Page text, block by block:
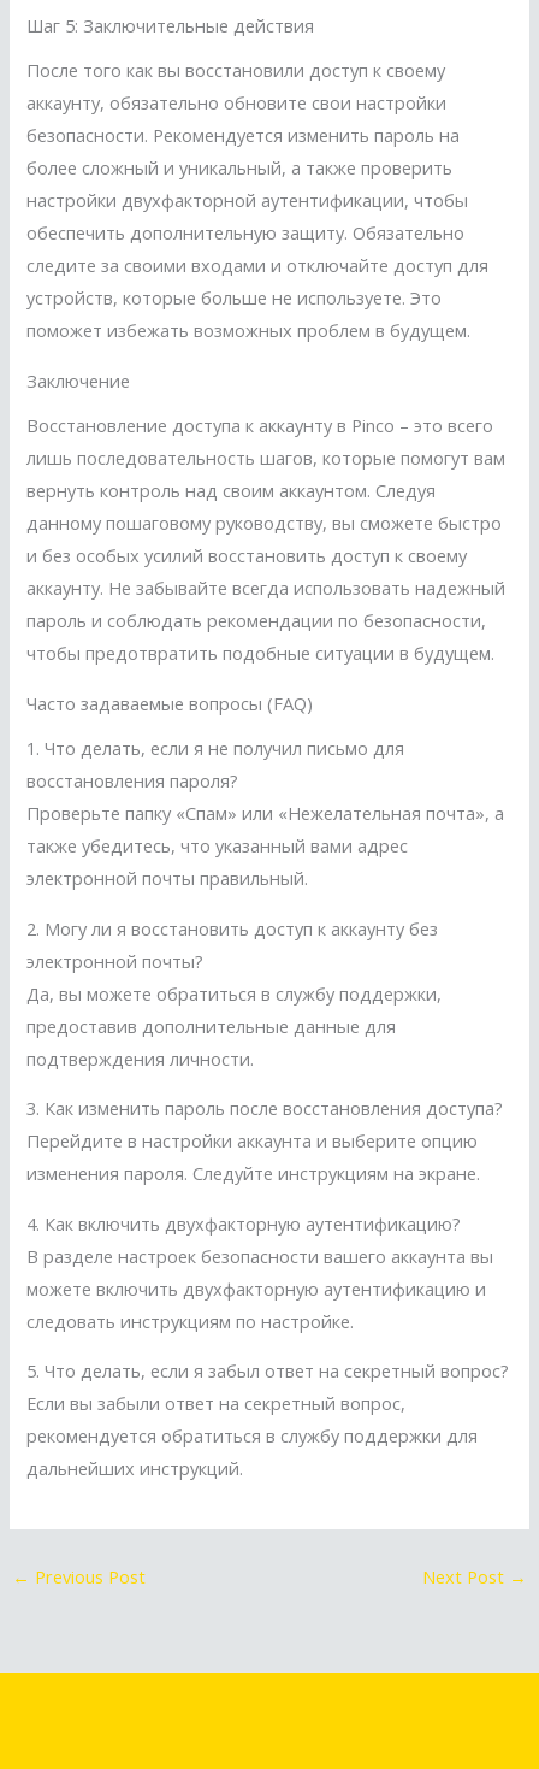
Шаг 5: Заключительные действия
После того как вы восстановили доступ к своему
аккаунту, обязательно обновите свои настройки
безопасности. Рекомендуется изменить пароль на
более сложный и уникальный, а также проверить
настройки двухфакторной аутентификации, чтобы
обеспечить дополнительную защиту. Обязательно
следите за своими входами и отключайте доступ для
устройств, которые больше не используете. Это
поможет избежать возможных проблем в будущем.
Заключение
Восстановление доступа к аккаунту в Pinco – это всего
лишь последовательность шагов, которые помогут вам
вернуть контроль над своим аккаунтом. Следуя
данному пошаговому руководству, вы сможете быстро
и без особых усилий восстановить доступ к своему
аккаунту. Не забывайте всегда использовать надежный
пароль и соблюдать рекомендации по безопасности,
чтобы предотвратить подобные ситуации в будущем.
Часто задаваемые вопросы (FAQ)
1. Что делать, если я не получил письмо для
восстановления пароля?
Проверьте папку «Спам» или «Нежелательная почта», а
также убедитесь, что указанный вами адрес
электронной почты правильный.
2. Могу ли я восстановить доступ к аккаунту без
электронной почты?
Да, вы можете обратиться в службу поддержки,
предоставив дополнительные данные для
подтверждения личности.
3. Как изменить пароль после восстановления доступа?
Перейдите в настройки аккаунта и выберите опцию
изменения пароля. Следуйте инструкциям на экране.
4. Как включить двухфакторную аутентификацию?
В разделе настроек безопасности вашего аккаунта вы
можете включить двухфакторную аутентификацию и
следовать инструкциям по настройке.
5. Что делать, если я забыл ответ на секретный вопрос?
Если вы забыли ответ на секретный вопрос,
рекомендуется обратиться в службу поддержки для
дальнейших инструкций.
← Previous Post Next Post →